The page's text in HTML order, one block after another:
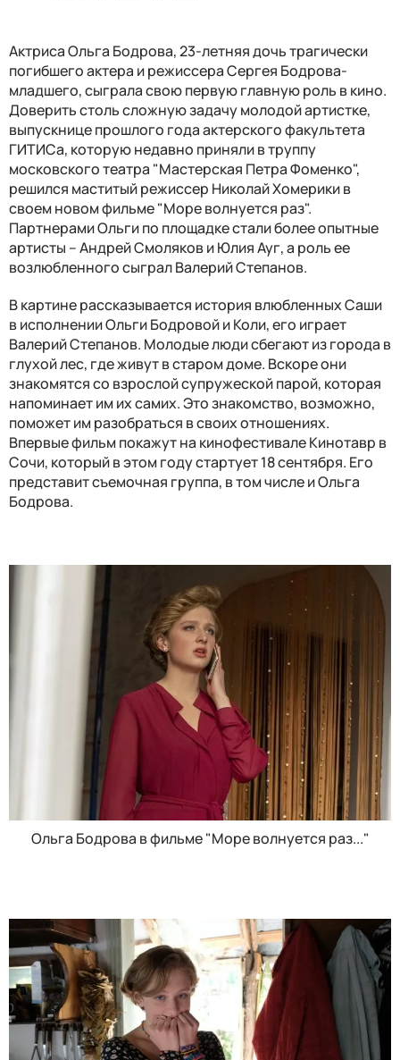
Актриса Ольга Бодрова, 23-летняя дочь трагически
погибшего актера и режиссера Сергея Бодрова-
младшего, сыграла свою первую главную роль в кино.
Доверить столь сложную задачу молодой артистке,
выпускнице прошлого года актерского факультета
ГИТИСа, которую недавно приняли в труппу
московского театра "Мастерская Петра Фоменко",
решился маститый режиссер Николай Хомерики в
своем новом фильме "Море волнуется раз".
Партнерами Ольги по площадке стали более опытные
артисты – Андрей Смоляков и Юлия Ауг, а роль ее
возлюбленного сыграл Валерий Степанов.
В картине рассказывается история влюбленных Саши
в исполнении Ольги Бодровой и Коли, его играет
Валерий Степанов. Молодые люди сбегают из города в
глухой лес, где живут в старом доме. Вскоре они
знакомятся со взрослой супружеской парой, которая
напоминает им их самих. Это знакомство, возможно,
поможет им разобраться в своих отношениях.
Впервые фильм покажут на кинофестивале Кинотавр в
Сочи, который в этом году стартует 18 сентября. Его
представит съемочная группа, в том числе и Ольга
Бодрова.
Ольга Бодрова в фильме "Море волнуется раз..."